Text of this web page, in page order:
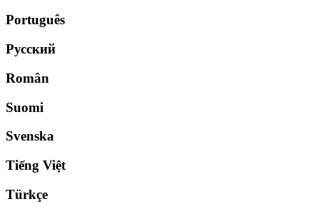
Português
Русский
Român
Suomi
Svenska
Tiếng Việt
Türkçe